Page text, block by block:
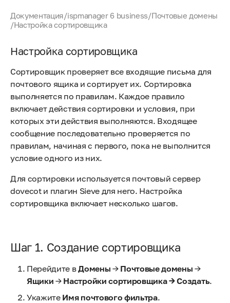
Документация/ispmanager 6 business/Почтовые домены
/Настройка сортировщика
Настройка сортировщика
Сортировщик проверяет все входящие письма для
почтового ящика и сортирует их. Сортировка
выполняется по правилам. Каждое правило
включает действия сортировки и условия, при
которых эти действия выполняются. Входящее
сообщение последовательно проверяется по
правилам, начиная с первого, пока не выполнится
условие одного из них.
Для сортировки используется почтовый сервер
dovecot и плагин Sieve для него. Настройка
сортировщика включает несколько шагов.
Шаг 1. Создание сортировщика
Перейдите вДомены → Почтовые домены →
Ящики → Настройки сортировщика → Создать.
Укажите Имя почтового фильтра.